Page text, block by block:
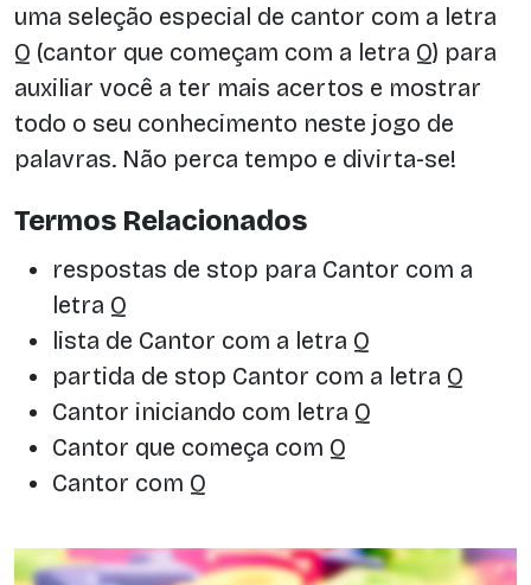
uma seleção especial de cantor com a letra
Q (cantor que começam com a letra Q) para
auxiliar você a ter mais acertos e mostrar
todo o seu conhecimento neste jogo de
palavras. Não perca tempo e divirta-se!
Termos Relacionados
respostas de stop para Cantor com a
letra Q
lista de Cantor com a letra Q
partida de stop Cantor com a letra Q
Cantor iniciando com letra Q
Cantor que começa com Q
Cantor com Q